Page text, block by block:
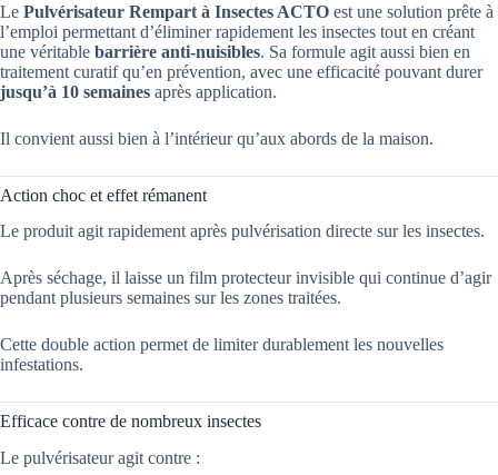
Le Pulvérisateur Rempart à Insectes ACTO est une solution prête à
l’emploi permettant d’éliminer rapidement les insectes tout en créant
une véritable barrière anti-nuisibles. Sa formule agit aussi bien en
traitement curatif qu’en prévention, avec une efficacité pouvant durer
jusqu’à 10 semaines après application.
Il convient aussi bien à l’intérieur qu’aux abords de la maison.
Action choc et effet rémanent
Le produit agit rapidement après pulvérisation directe sur les insectes.
Après séchage, il laisse un film protecteur invisible qui continue d’agir
pendant plusieurs semaines sur les zones traitées.
Cette double action permet de limiter durablement les nouvelles
infestations.
Efficace contre de nombreux insectes
Le pulvérisateur agit contre :